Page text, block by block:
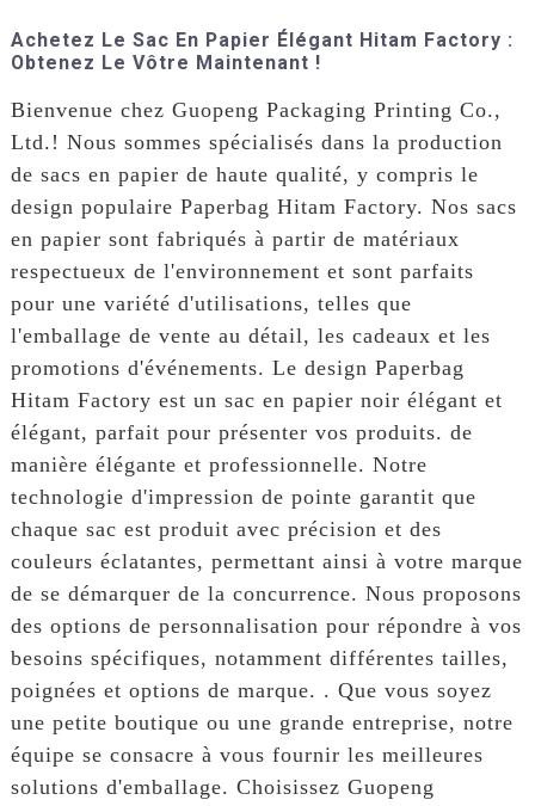
Achetez Le Sac En Papier Élégant Hitam Factory :
Obtenez Le Vôtre Maintenant !
Bienvenue chez Guopeng Packaging Printing Co.,
Ltd.! Nous sommes spécialisés dans la production
de sacs en papier de haute qualité, y compris le
design populaire Paperbag Hitam Factory. Nos sacs
en papier sont fabriqués à partir de matériaux
respectueux de l'environnement et sont parfaits
pour une variété d'utilisations, telles que
l'emballage de vente au détail, les cadeaux et les
promotions d'événements. Le design Paperbag
Hitam Factory est un sac en papier noir élégant et
élégant, parfait pour présenter vos produits. de
manière élégante et professionnelle. Notre
technologie d'impression de pointe garantit que
chaque sac est produit avec précision et des
couleurs éclatantes, permettant ainsi à votre marque
de se démarquer de la concurrence. Nous proposons
des options de personnalisation pour répondre à vos
besoins spécifiques, notamment différentes tailles,
poignées et options de marque. . Que vous soyez
une petite boutique ou une grande entreprise, notre
équipe se consacre à vous fournir les meilleures
solutions d'emballage. Choisissez Guopeng